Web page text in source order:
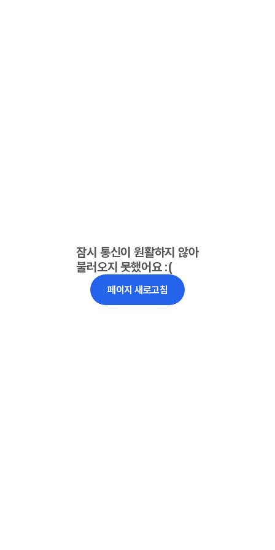
잠시 통신이 원활하지 않아
불러오지 못했어요 :(
페이지 새로고침